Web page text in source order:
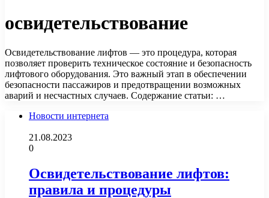
освидетельствование
Освидетельствование лифтов — это процедура, которая
позволяет проверить техническое состояние и безопасность
лифтового оборудования. Это важный этап в обеспечении
безопасности пассажиров и предотвращении возможных
аварий и несчастных случаев. Содержание статьи: …
Новости интернета
21.08.2023
0
Освидетельствование лифтов:
правила и процедуры